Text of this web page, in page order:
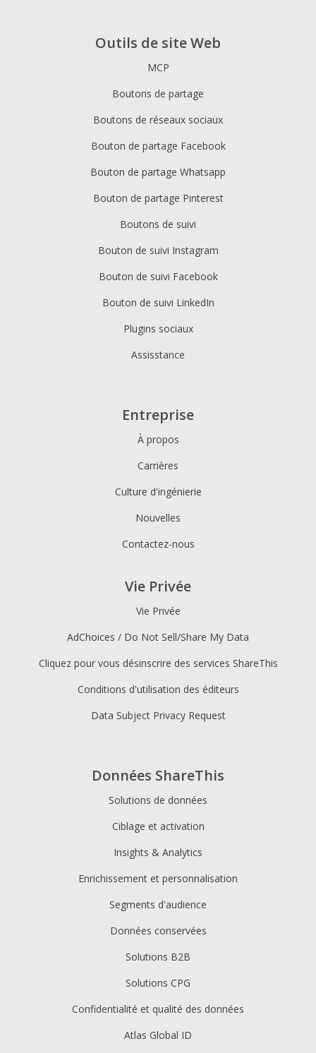
Outils de site Web
MCP
Boutons de partage
Boutons de réseaux sociaux
Bouton de partage Facebook
Bouton de partage Whatsapp
Bouton de partage Pinterest
Boutons de suivi
Bouton de suivi Instagram
Bouton de suivi Facebook
Bouton de suivi LinkedIn
Plugins sociaux
Assisstance
Données ShareThis
Solutions de données
Ciblage et activation
Insights & Analytics
Enrichissement et personnalisation
Segments d'audience
Données conservées
Solutions B2B
Solutions CPG
Confidentialité et qualité des données
Atlas Global ID
Entreprise
À propos
Carrières
Culture d'ingénierie
Nouvelles
Contactez-nous
Vie Privée
Vie Privée
AdChoices / Do Not Sell/Share My Data
Cliquez pour vous désinscrire des services ShareThis
Conditions d'utilisation des éditeurs
Data Subject Privacy Request